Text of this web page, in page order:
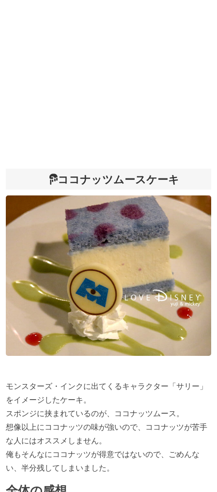
ココナッツムースケーキ
モンスターズ・インクに出てくるキャラクター「サリー」
をイメージしたケーキ。
スポンジに挟まれているのが、ココナッツムース。
想像以上にココナッツの味が強いので、ココナッツが苦手
な人にはオススメしません。
俺もそんなにココナッツが得意ではないので、ごめんな
い、半分残してしまいました。